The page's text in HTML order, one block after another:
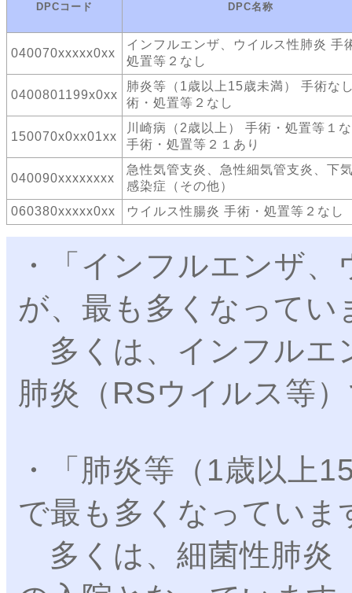
DPCコード DPC名称
040070xxxxx0xx
インフルエンザ、ウイルス性肺炎 手
処置等２なし
0400801199x0xx
肺炎等（1歳以上15歳未満） 手術な
術・処置等２なし
150070x0xx01xx
川崎病（2歳以上） 手術・処置等１
手術・処置等２１あり
040090xxxxxxxx
急性気管支炎、急性細気管支炎、下
感染症（その他）
060380xxxxx0xx
ウイルス性腸炎 手術・処置等２なし
・「インフルエンザ
が、最も多くなってい
多くは、インフルエ
肺炎（RSウイルス等
・「肺炎等（1歳以上
で最も多くなっていま
多くは、細菌性肺炎